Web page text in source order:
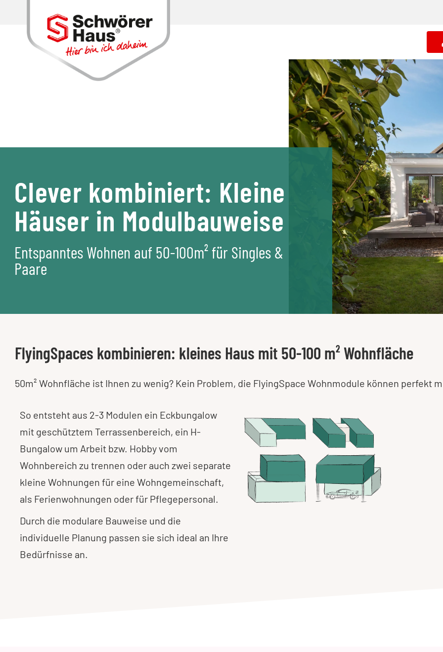
Clever kombiniert: Kleine
Häuser in Modulbauweise
Entspanntes Wohnen auf 50-100m² für Singles &
Paare
FlyingSpaces kombinieren: kleines Haus mit 50-100 m² Wohnfläche
50m² Wohnfläche ist Ihnen zu wenig? Kein Problem, die FlyingSpace Wohnmodule können perfekt
So entsteht aus 2-3 Modulen ein Eckbungalow
mit geschütztem Terrassenbereich, ein H-
Bungalow um Arbeit bzw. Hobby vom
Wohnbereich zu trennen oder auch zwei separate
kleine Wohnungen für eine Wohngemeinschaft,
als Ferienwohnungen oder für Pflegepersonal.
Durch die modulare Bauweise und die
individuelle Planung passen sie sich ideal an Ihre
Bedürfnisse an.